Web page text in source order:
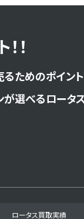
！
ためのポイント
が選べるロータ
ロータス買取実績